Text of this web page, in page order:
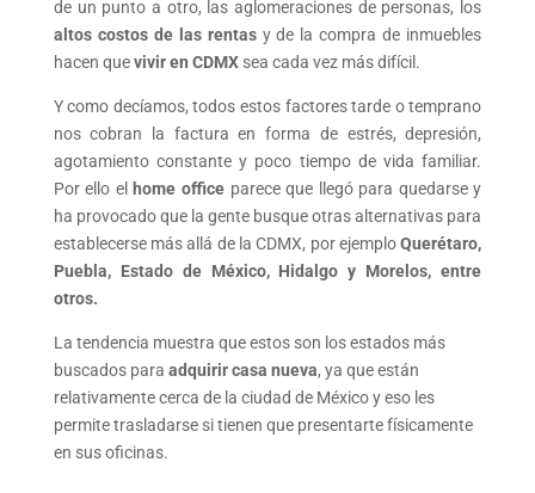
de un punto a otro, las aglomeraciones de personas, los
altos costos de las rentasy de la compra de inmuebles
hacen quevivir en CDMXsea cada vez más difícil.
Y como decíamos, todos estos factores tarde o temprano
nos cobran la factura en forma de estrés, depresión,
agotamiento constante y poco tiempo de vida familiar.
Por ello el home officeparece que llegó para quedarse y
ha provocado que la gente busque otras alternativas para
establecerse más allá de la CDMX, por ejemploQuerétaro,
Puebla, Estado de México, Hidalgo y Morelos, entre
otros.
La tendencia muestra que estos son los estados más
buscados para adquirir casa nueva, ya que están
relativamente cerca de la ciudad de México y eso les
permite trasladarse si tienen que presentarte físicamente
en sus oficinas.